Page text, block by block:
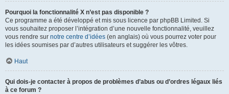
Pourquoi la fonctionnalité X n’est pas disponible ?
Ce programme a été développé et mis sous licence par phpBB Limited. Si
vous souhaitez proposer l’intégration d’une nouvelle fonctionnalité, veuillez
vous rendre sur notre centre d’idées (en anglais) où vous pourrez voter pour
les idées soumises par d’autres utilisateurs et suggérer les vôtres.
Haut
Qui dois-je contacter à propos de problèmes d’abus ou d’ordres légaux liés
à ce forum ?